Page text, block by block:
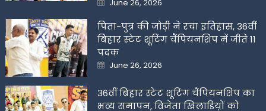
on
June 26, 2026
पिता-पुत्र की जोड़ी ने रचा इतिहास, 36वीं
बिहार स्टेट शूटिंग चैंपियनशिप में जीते 11
पदक
Posted
on
June 26, 2026
36वीं बिहार स्टेट शूटिंग चैंपियनशिप का
भव्य समापन, विजेता खिलाडिय़ों को